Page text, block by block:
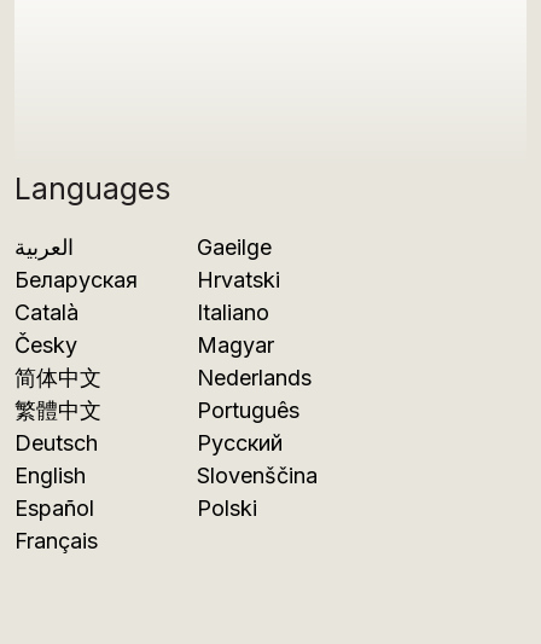
Languages
العربية
Беларуская
Català
Česky
简体中文
繁體中文
Deutsch
English
Español
Français
Gaeilge
Hrvatski
Italiano
Magyar
Nederlands
Português
Русский
Slovenščina
Polski